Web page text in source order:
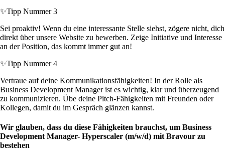
✨Tipp Nummer 3
Sei proaktiv! Wenn du eine interessante Stelle siehst, zögere nicht, dich
direkt über unsere Website zu bewerben. Zeige Initiative und Interesse
an der Position, das kommt immer gut an!
✨Tipp Nummer 4
Vertraue auf deine Kommunikationsfähigkeiten! In der Rolle als
Business Development Manager ist es wichtig, klar und überzeugend
zu kommunizieren. Übe deine Pitch-Fähigkeiten mit Freunden oder
Kollegen, damit du im Gespräch glänzen kannst.
Wir glauben, dass du diese Fähigkeiten brauchst, um Business
Development Manager- Hyperscaler (m/w/d) mit Bravour zu
bestehen